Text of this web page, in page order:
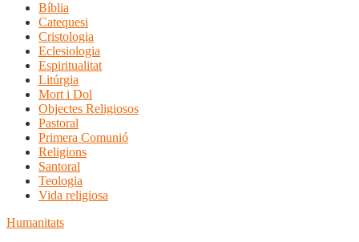
Bíblia
Catequesi
Cristologia
Eclesiologia
Espiritualitat
Litúrgia
Mort i Dol
Objectes Religiosos
Pastoral
Primera Comunió
Religions
Santoral
Teologia
Vida religiosa
Humanitats